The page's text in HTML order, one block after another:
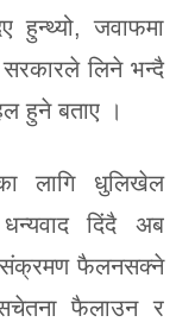
हुन्थ्यो, जवाफमा
सरकारले लिने भन्दै
हुने बताए ।
लागि धुलिखेल
धन्यवाद दिंदै अब
संक्रमण फैलनसक्ने
फैलाउन र